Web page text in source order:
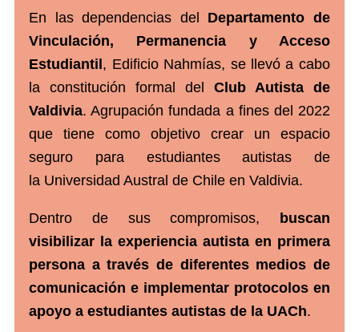
En las dependencias del Departamento de
Vinculación, Permanencia y Acceso
Estudiantil, Edificio Nahmías, se llevó a cabo
la constitución formal del Club Autista de
Valdivia. Agrupación fundada a fines del 2022
que tiene como objetivo crear un espacio
seguro para estudiantes autistas de
la Universidad Austral de Chile en Valdivia.
Dentro de sus compromisos, buscan
visibilizar la experiencia autista en primera
persona a través de diferentes medios de
comunicación e implementar protocolos en
apoyo a estudiantes autistas de la UACh.